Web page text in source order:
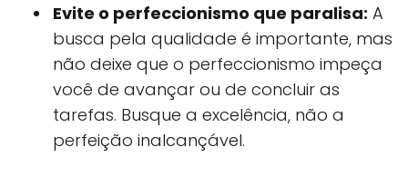
Evite o perfeccionismo que paralisa: A
busca pela qualidade é importante, mas
não deixe que o perfeccionismo impeça
você de avançar ou de concluir as
tarefas. Busque a excelência, não a
perfeição inalcançável.